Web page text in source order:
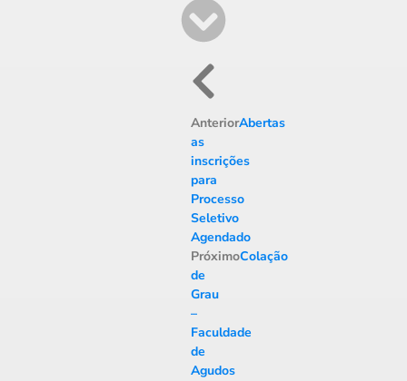
AnteriorAbertas
as
inscrições
para
Processo
Seletivo
Agendado
PróximoColação
de
Grau
–
Faculdade
de
Agudos